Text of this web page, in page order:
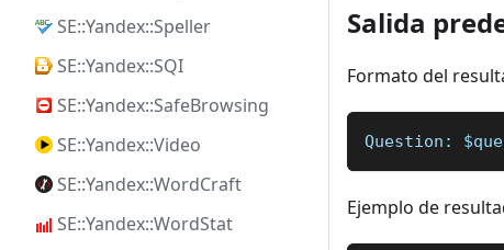
SE::Yandex::Speller
SE::Yandex::SQI
SE::Yandex::SafeBrowsing
SE::Yandex::Video
SE::Yandex::WordCraft
SE::Yandex::WordStat
Salida
Formato del
Question:
Ejemplo de